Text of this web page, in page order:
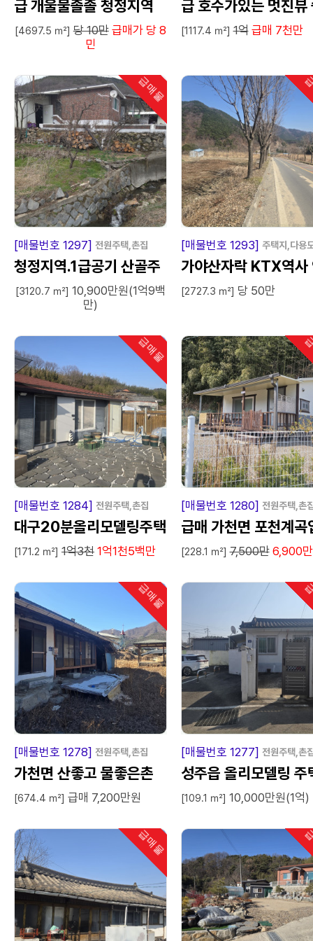
급 개울물졸졸 청정지역
[4697.5 ㎡] 당 10만 급매가 당 8
민
급 호수가있는 멋진뷰
터텃밭 전원주택지.
[1117.4 ㎡] 1억 급매 7천만
급매물
인기
급 매 물
[매물번호 1297] 전원주택,촌집
청정지역.1급공기 산골주
택.밭이공짜.
[3120.7 ㎡] 10,900만원(1억9백
만)
급 매
[매물번호 1293] 주택지,다용
가야산자락 KTX역사
근토지
[2727.3 ㎡] 당 50만
급매물
인기
급 매 물
[매물번호 1284] 전원주택,촌집
대구20분올리모델링주택
매매
[171.2 ㎡] 1억3천 1억1천5백만
급 매
[매물번호 1280] 전원주택,촌
급매 가천면 포천계곡
구 쉼터
[228.1 ㎡] 7,500만 6,900
급매물
인기
급 매 물
[매물번호 1278] 전원주택,촌집
가천면 산좋고 물좋은촌
집
[674.4 ㎡] 급매 7,200만원
급 매
[매물번호 1277] 전원주택,촌
성주읍 올리모델링 주
매매
[109.1 ㎡] 10,000만원(1억)
급매물
인기